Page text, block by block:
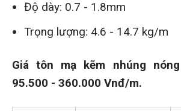
Độ dày: 0.7 - 1.8mm
Trọng lượng: 4.6 - 14.7 kg/m
Giá tôn mạ kẽm nhúng nóng
95.500 - 360.000 Vnđ/m.